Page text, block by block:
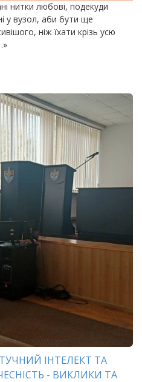
нитки любові, подекуди
у вузол, аби бути ще
ніж їхати крізь усю
ІНТЕЛЕКТ ТА
- ВИКЛИКИ ТА